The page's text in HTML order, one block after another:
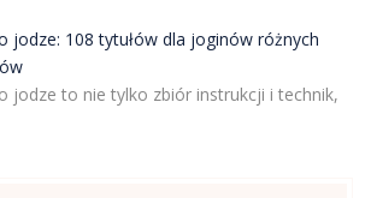
jodze: 108 tytułów dla joginów różnych
jodze to nie tylko zbiór instrukcji i technik,